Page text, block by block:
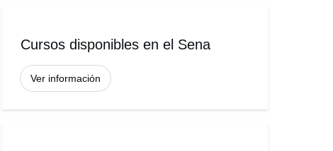
Cursos disponibles en el Sena
Ver información